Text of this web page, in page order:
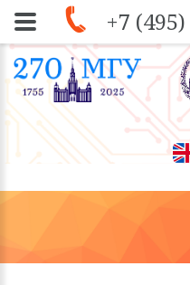
Skip to navigation
Перейти к основному
+7